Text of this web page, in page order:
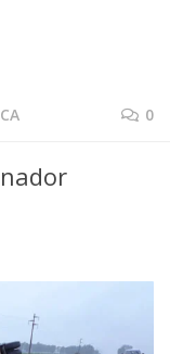
0